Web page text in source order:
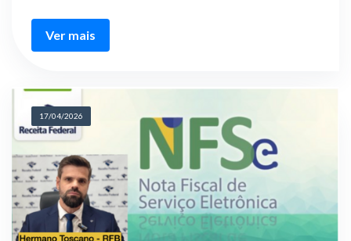
Ver mais
17/04/2026